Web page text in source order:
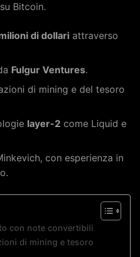
Bitcoin.
di dollari attraverso
Fulgur Ventures.
di mining e del tesoro
layer-2 come Liquid e
con esperienza in
con note convertibili
di mining e tesoro